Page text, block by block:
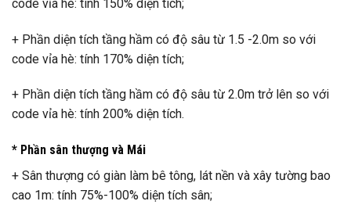
code vỉa hè: tính 150% diện tích;
+ Phần diện tích tầng hầm có độ sâu từ 1.5 -2.0m so với
code vỉa hè: tính 170% diện tích;
+ Phần diện tích tầng hầm có độ sâu từ 2.0m trở lên so với
code vỉa hè: tính 200% diện tích.
* Phần sân thượng và Mái
+ Sân thượng có giàn làm bê tông, lát nền và xây tường bao
cao 1m: tính 75%-100% diện tích sân;